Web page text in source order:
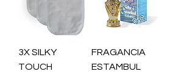
3X SILKY
TOUCH
FRAGANCIA
ESTAMBUL